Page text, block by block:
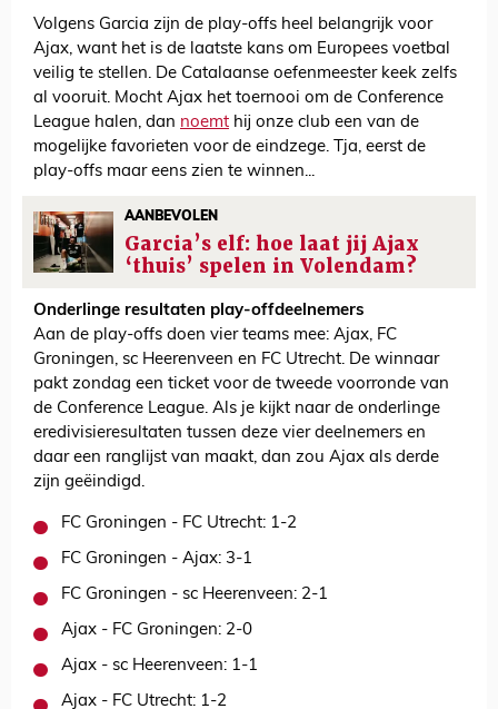
Volgens Garcia zijn de play-offs heel belangrijk voor
Ajax, want het is de laatste kans om Europees voetbal
veilig te stellen. De Catalaanse oefenmeester keek zelfs
al vooruit. Mocht Ajax het toernooi om de Conference
League halen, dan noemt hij onze club een van de
mogelijke favorieten voor de eindzege. Tja, eerst de
play-offs maar eens zien te winnen...
AANBEVOLEN
Garcia’s elf: hoe laat jij Ajax
‘thuis’ spelen in Volendam?
Onderlinge resultaten play-offdeelnemers
Aan de play-offs doen vier teams mee: Ajax, FC
Groningen, sc Heerenveen en FC Utrecht. De winnaar
pakt zondag een ticket voor de tweede voorronde van
de Conference League. Als je kijkt naar de onderlinge
eredivisieresultaten tussen deze vier deelnemers en
daar een ranglijst van maakt, dan zou Ajax als derde
zijn geëindigd.
FC Groningen - FC Utrecht: 1-2
FC Groningen - Ajax: 3-1
FC Groningen - sc Heerenveen: 2-1
Ajax - FC Groningen: 2-0
Ajax - sc Heerenveen: 1-1
Ajax - FC Utrecht: 1-2